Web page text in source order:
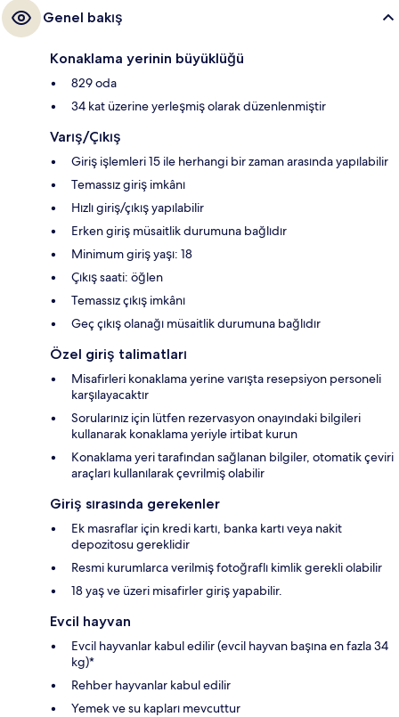
Genel bakış
Konaklama yerinin büyüklüğü
829 oda
34 kat üzerine yerleşmiş olarak düzenlenmiştir
Varış/Çıkış
Giriş işlemleri 15 ile herhangi bir zaman arasında yapılabilir
Temassız giriş imkânı
Hızlı giriş/çıkış yapılabilir
Erken giriş müsaitlik durumuna bağlıdır
Minimum giriş yaşı: 18
Çıkış saati: öğlen
Temassız çıkış imkânı
Geç çıkış olanağı müsaitlik durumuna bağlıdır
Özel giriş talimatları
Misafirleri konaklama yerine varışta resepsiyon personeli
karşılayacaktır
Sorularınız için lütfen rezervasyon onayındaki bilgileri
kullanarak konaklama yeriyle irtibat kurun
Konaklama yeri tarafından sağlanan bilgiler, otomatik çeviri
araçları kullanılarak çevrilmiş olabilir
Giriş sırasında gerekenler
Ek masraflar için kredi kartı, banka kartı veya nakit
depozitosu gereklidir
Resmi kurumlarca verilmiş fotoğraflı kimlik gerekli olabilir
18 yaş ve üzeri misafirler giriş yapabilir.
Evcil hayvan
Evcil hayvanlar kabul edilir (evcil hayvan başına en fazla 34
kg)*
Rehber hayvanlar kabul edilir
Yemek ve su kapları mevcuttur